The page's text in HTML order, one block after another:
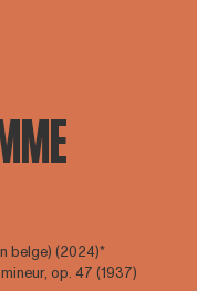
belge) (2024)*
op. 47 (1937)